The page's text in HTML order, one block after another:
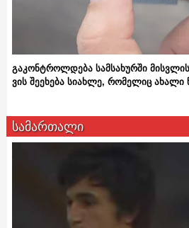
გაკონტროლდება სამსახურში
ვის შეეხება სიახლე, რომელიც
სამართალი